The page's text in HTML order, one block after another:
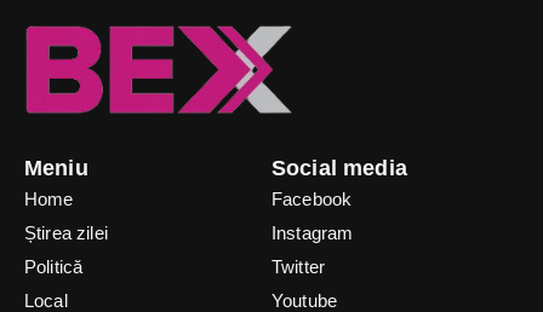
Meniu
Home
Știrea zilei
Politică
Local
Social media
Facebook
Instagram
Twitter
Youtube